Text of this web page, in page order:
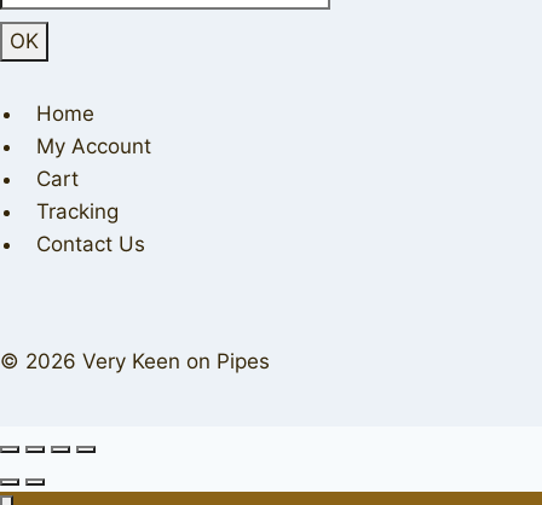
Home
My Account
Cart
Tracking
Contact Us
© 2026 Very Keen on Pipes